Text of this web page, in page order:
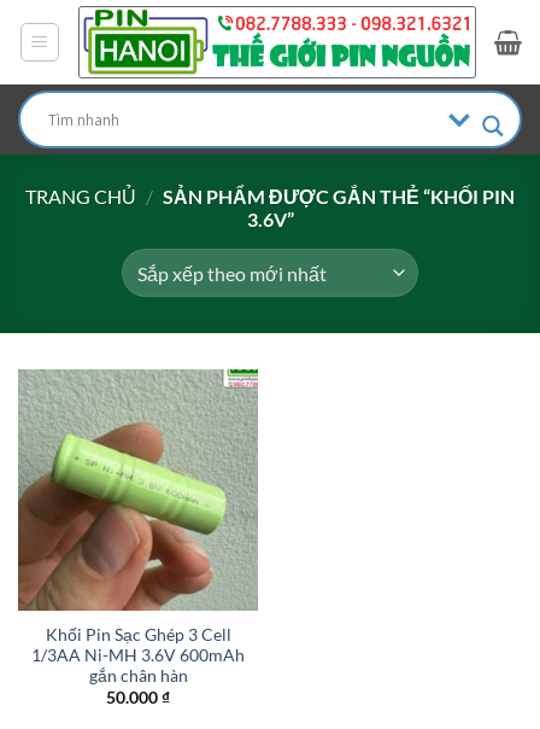
dung
TRANG CHỦ / SẢN PHẨM ĐƯỢC GẮN THẺ “KHỐI PIN
3.6V”
Khối Pin Sạc Ghép 3 Cell
1/3AA Ni-MH 3.6V 600mAh
gắn chân hàn
50.000₫